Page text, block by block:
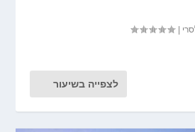
|
לצפייה בשיעור